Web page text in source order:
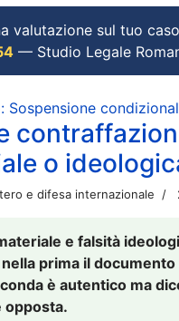
valutazione sul tuo
— Studio Legale
Sospensione
o
e difesa internazionale
e falsità
prima il
è autentico ma
opposta.